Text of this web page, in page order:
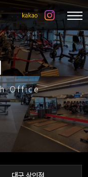
Office
대구 상인점